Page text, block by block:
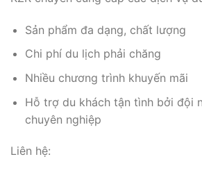
Sản phẩm đa dạng, chất lượng
Chi phí du lịch phải chăng
Nhiều chương trình khuyến mãi
Hỗ trợ du khách tận tình bởi đội
chuyên nghiệp
Liên hệ: